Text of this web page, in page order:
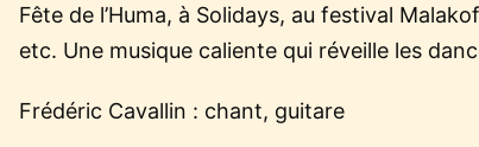
Fête de l’Huma, à Solidays, au festival
etc. Une musique caliente qui réveille les
Frédéric Cavallin : chant, guitare